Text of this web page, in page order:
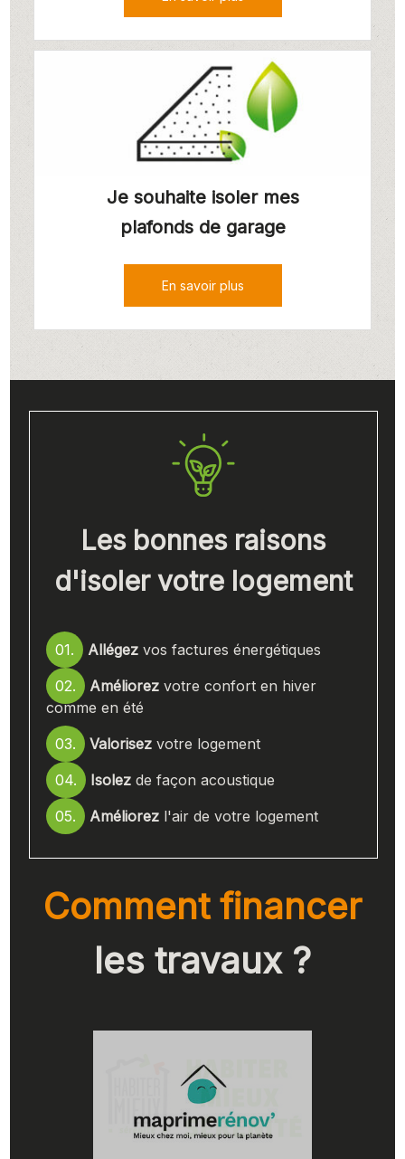
Je souhaite isoler mes
plafonds de garage
Les bonnes raisons
d'isoler votre logement
01. Allégezvos factures énergétiques
02.
Améliorezvotre confort en hiver
comme en été
03.
Valorisezvotre logement
04.
Isolezde façon acoustique
05.
Améliorezl'air de votre logement
Comment financer
les travaux ?